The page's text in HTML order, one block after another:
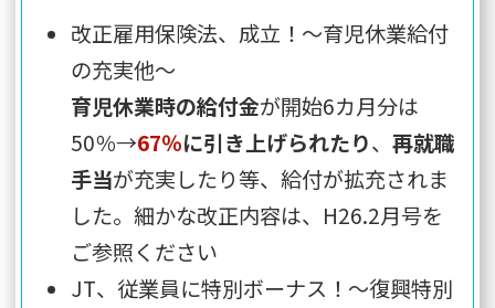
改正雇用保険法、成立！～育児休業給付
の充実他～
育児休業時の給付金が開始6カ月分は
50％→67％に引き上げられたり、 再就職
手当が充実したり等、給付が拡充されま
した。細かな改正内容は、 H26.2月号を
ご参照ください
JT、従業員に特別ボーナス！～復興特別